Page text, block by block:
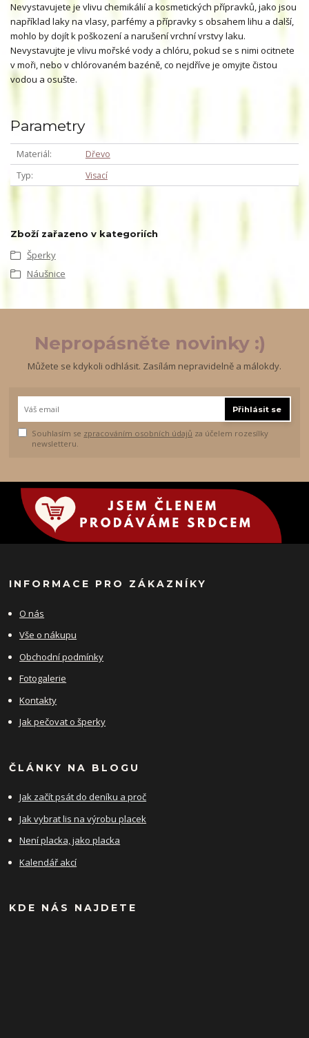
Nevystavujete je vlivu chemikálií a kosmetických přípravků, jako jsou
například laky na vlasy, parfémy a přípravky s obsahem lihu a další,
mohlo by dojít k poškození a narušení vrchní vrstvy laku.
Nevystavujte je vlivu mořské vody a chlóru, pokud se s nimi ocitnete
v moři, nebo v chlórovaném bazéně, co nejdříve je omyjte čistou
vodou a osušte.
Parametry
Materiál
Dřevo
Typ
Visací
Zboží zařazeno v kategoriích
Šperky
Náušnice
Nepropásněte novinky :)
Můžete se kdykoli odhlásit. Zasílám nepravidelně a málokdy.
Přihlásit se
Souhlasím se zpracováním osobních údajů za účelem rozesílky
newsletteru.
INFORMACE PRO ZÁKAZNÍKY
O nás
Vše o nákupu
Obchodní podmínky
Fotogalerie
Kontakty
Jak pečovat o šperky
ČLÁNKY NA BLOGU
Jak začít psát do deníku a proč
Jak vybrat lis na výrobu placek
Není placka, jako placka
Kalendář akcí
KDE NÁS NAJDETE